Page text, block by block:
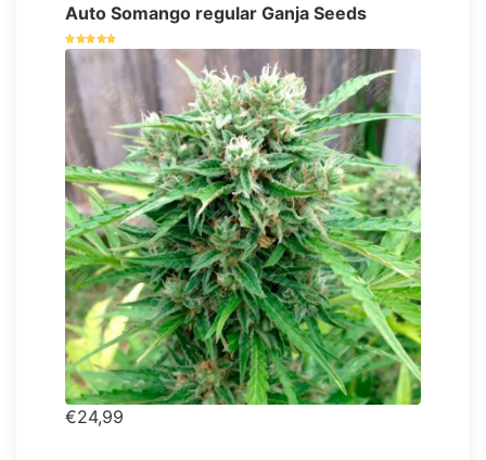
Auto Somango regular Ganja Seeds
€24,99